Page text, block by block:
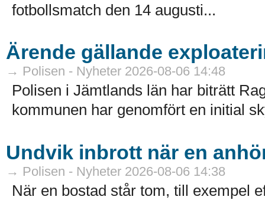
fotbollsmatch den 14 augusti...
Ärende gällande
→ Polisen - Nyheter 2026-08-06 14:48
Polisen i Jämtlands län har biträtt
kommunen har genomfört en initial
Undvik inbrott när en
→ Polisen - Nyheter 2026-08-06 14:38
När en bostad står tom, till exempel